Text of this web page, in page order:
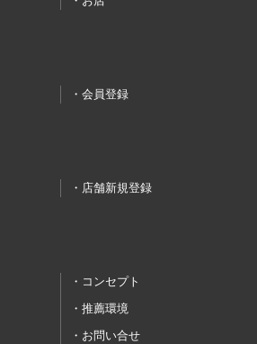
会員登録
店舗新規登録
コンセプト
推薦環境
お問い合せ